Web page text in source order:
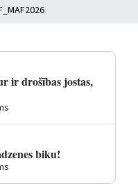
ir drošības jostas,
biku!